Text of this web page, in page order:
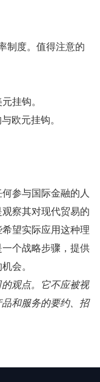
制度。值得注意的
挂钩。
欧元挂钩。
参与国际金融的人
察其对现代贸易的
望实际应用这种理
一个战略步骤，提供
会。
观点。它不应被视
和服务的要约、招